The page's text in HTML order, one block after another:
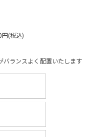
(税込)
ランスよく配置いたします